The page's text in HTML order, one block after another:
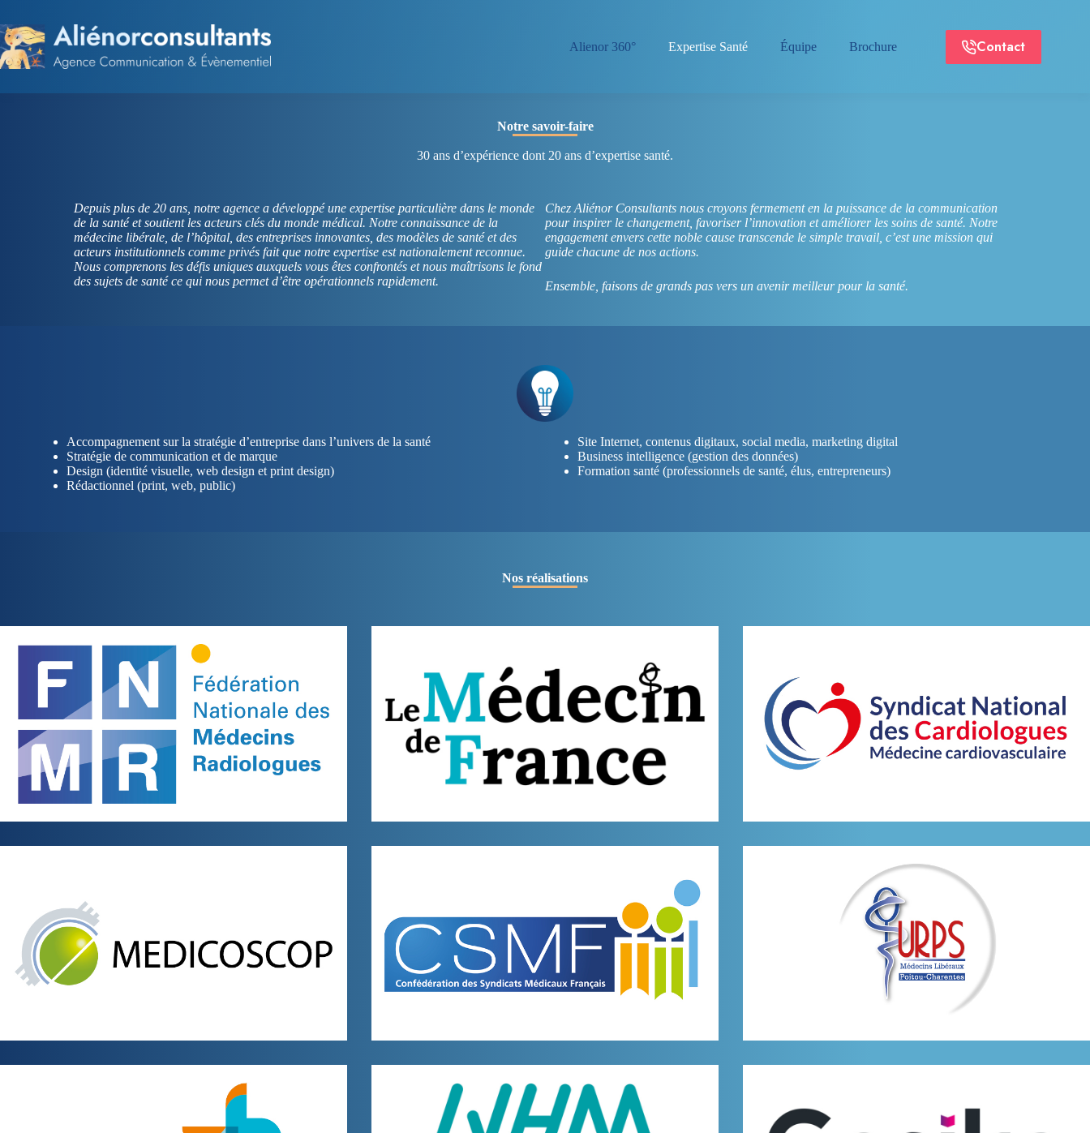
contenu
Alienor 360° Expertise Santé Équipe Brochure Contact
Notre savoir-faire
30 ans d’expérience dont 20 ans d’expertise santé.
Depuis plus de 20 ans, notre agence a développé une expertise particulière dans le monde
de la santé et soutient les acteurs clés du monde médical. Notre connaissance de la
médecine libérale, de l’hôpital, des entreprises innovantes, des modèles de santé et des
acteurs institutionnels comme privés fait que notre expertise est nationalement reconnue.
Nous comprenons les défis uniques auxquels vous êtes confrontés et nous maîtrisons le fond
des sujets de santé ce qui nous permet d’être opérationnels rapidement.
Chez Aliénor Consultants nous croyons fermement en la puissance de la communication
pour inspirer le changement, favoriser l’innovation et améliorer les soins de santé. Notre
engagement envers cette noble cause transcende le simple travail, c’est une mission qui
guide chacune de nos actions.
Ensemble, faisons de grands pas vers un avenir meilleur pour la santé.
Accompagnement sur la stratégie d’entreprise dans l’univers de la santé
Stratégie de communication et de marque
Design (identité visuelle, web design et print design)
Rédactionnel (print, web, public)
Site Internet, contenus digitaux, social media, marketing digital
Business intelligence (gestion des données)
Formation santé (professionnels de santé, élus, entrepreneurs)
Nos réalisations